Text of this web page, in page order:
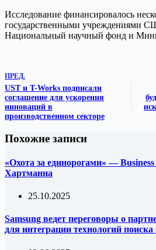
Исследование финансировалось
государственными учреждениями
Национальный научный фонд и
ПРЕД.
UST и T-Works подписали
соглашение для ускорения
инноваций в
производственном секторе
Похожие записи
«Охота за единорогами» —
Хартманна
25.10.2025
Samsung ведет переговоры о
для интеграции технологий